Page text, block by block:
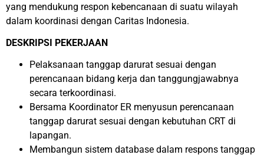
yang mendukung respon kebencanaan di suatu wilayah
dalam koordinasi dengan Caritas Indonesia.
DESKRIPSI PEKERJAAN
Pelaksanaan tanggap darurat sesuai dengan
perencanaan bidang kerja dan tanggungjawabnya
secara terkoordinasi.
Bersama Koordinator ER menyusun perencanaan
tanggap darurat sesuai dengan kebutuhan CRT di
lapangan.
Membangun sistem database dalam respons tanggap